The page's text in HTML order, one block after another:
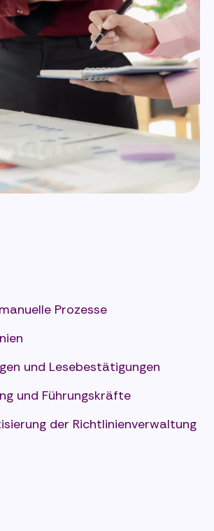
Prozesse
und Lesebestätigungen
und Führungskräfte
der Richtlinienverwaltung